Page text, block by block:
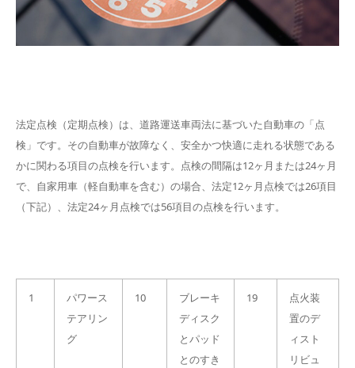
法定点検（定期点検）は、道路運送車両法に基づいた自動車の「点
検」です。その自動車が故障なく、安全かつ快適に走れる状態である
かに関わる項目の点検を行います。点検の間隔は12ヶ月または24ヶ月
で、自家用車（軽自動車を含む）の場合、法定12ヶ月点検では26項目
（下記）、法定24ヶ月点検では56項目の点検を行います。
1
パワース
テアリン
グ
10
ブレーキ
ディスク
とパッド
とのすき
19
点火装
置のデ
ィスト
リビュ